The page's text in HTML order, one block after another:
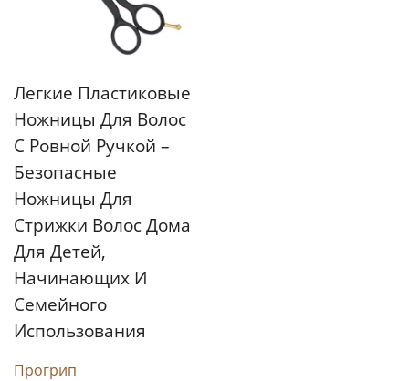
Легкие Пластиковые
Ножницы Для Волос
С Ровной Ручкой –
Безопасные
Ножницы Для
Стрижки Волос Дома
Для Детей,
Начинающих И
Семейного
Использования
Прогрип